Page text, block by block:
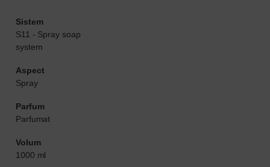
Sistem
S11 - Spray soap
system
Aspect
Spray
Parfum
Parfumat
Volum
1000 ml